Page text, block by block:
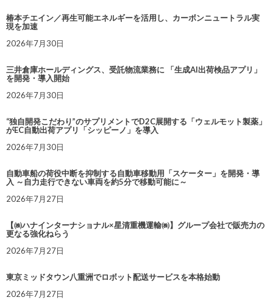
椿本チエイン／再生可能エネルギーを活用し、カーボンニュートラル実
現を加速
2026年7月30日
三井倉庫ホールディングス、受託物流業務に 「生成AI出荷検品アプリ」
を開発・導入開始
2026年7月30日
“独自開発こだわり”のサプリメントでD2C展開する「ウェルモット製薬」
がEC自動出荷アプリ「シッピーノ」を導入
2026年7月30日
自動車船の荷役中断を抑制する自動車移動用「スケーター」を開発・導
入 ～自力走行できない車両を約5分で移動可能に～
2026年7月27日
【㈱ハナインターナショナル×星清重機運輸㈱】グループ会社で販売力の
更なる強化ねらう
2026年7月27日
東京ミッドタウン八重洲でロボット配送サービスを本格始動
2026年7月27日